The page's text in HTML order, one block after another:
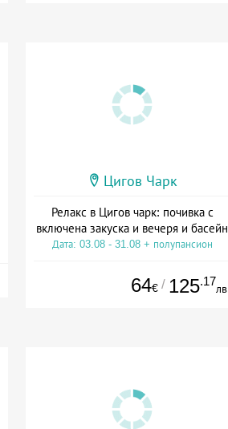
Цигов Чарк
Релакс в Цигов чарк: почивка с
включена закуска и вечеря и басейн
Дата: 03.08 - 31.08 + полупансион
64€ / 125.17
лв.